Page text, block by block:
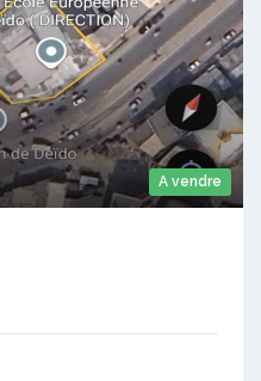
A vendre